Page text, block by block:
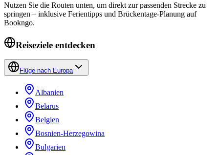
Nutzen Sie die Routen unten, um direkt zur passenden Strecke zu
springen – inklusive Ferientipps und Brückentage-Planung auf
Bookngo.
Reiseziele entdecken
Flüge nach Europa
Albanien
Belarus
Belgien
Bosnien-Herzegowina
Bulgarien